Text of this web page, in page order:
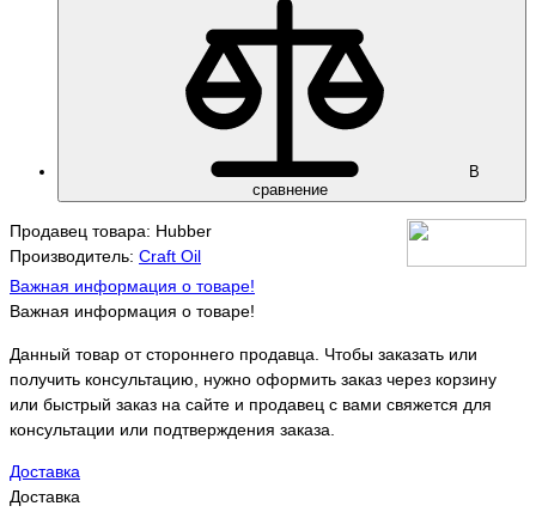
В
сравнение
Продавец товара: Hubber
Производитель: Craft Oil
Важная информация о товаре!
Важная информация о товаре!
Данный товар от стороннего продавца. Чтобы заказать или
получить консультацию, нужно оформить заказ через корзину
или быстрый заказ на сайте и продавец с вами свяжется для
консультации или подтверждения заказа.
Доставка
Доставка